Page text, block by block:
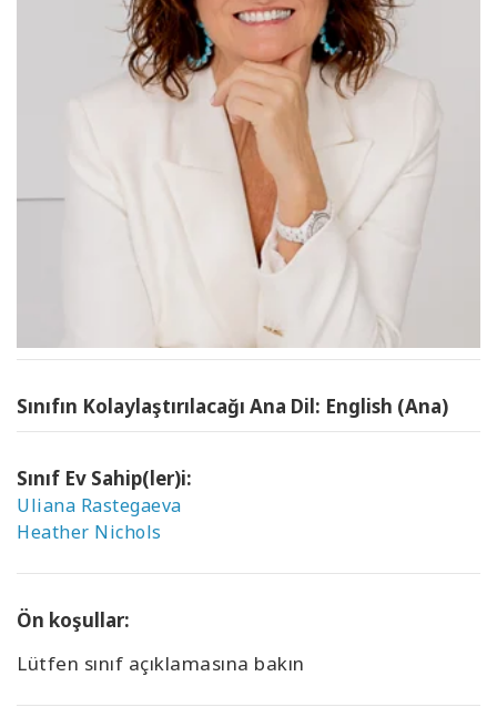
Sınıfın Kolaylaştırılacağı Ana Dil: English (Ana)
Sınıf Ev Sahip(ler)i:
Uliana Rastegaeva
Heather Nichols
Ön koşullar:
Lütfen sınıf açıklamasına bakın